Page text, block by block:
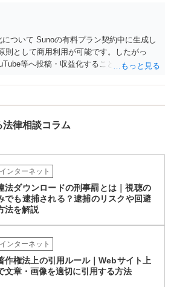
ついて Sunoの有料プラン契約中に生成し
則として商用利用が可能です。したがっ
等へ投稿・収益化することも、通常は
ロディーや伴奏の使用について AIボーカル
す。 3．著作権とJASRAC登録について Su
合、著作権が認められない可能性がありま
で、作曲部分の著作権が発生するわけでも
歌い直した歌唱については、楽曲自体に著
別に、実演家としての著作隣接権が生じま
Sunoが生成したメロディーや伴奏自体につ
を意味するものではありません。 JASRAC
せん。登録を希望する場合は、自分が作
度創作的に関与したかを説明できることが
ライブについて SpotifyやApple Musicでの
唱も、Sunoの規約上の商用利用条件を満た
。ただし、配信サービスごとのAI生成音楽
律相談コラム
インターネット
法ダウンロードの刑事罰とは｜視聴の
でも逮捕される？逮捕のリスクや回避
法を解説
インターネット
作権法上の引用ルール｜Webサイト上
文章・画像を適切に引用する方法